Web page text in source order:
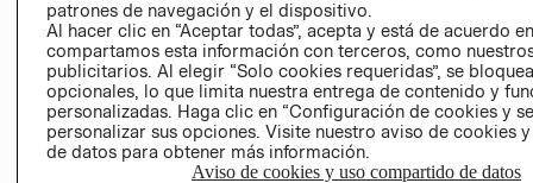
AVISO DE
PRIVACIDAD
GIFT CARD
AVISO DE
COOKIES
patrones de navegación y el dispositivo.
Al hacer clic en “Aceptar todas”, acepta y está de acuerdo
compartamos esta información con terceros, como
publicitarios. Al elegir “Solo cookies requeridas”, se
opcionales, lo que limita nuestra entrega de contenido y
personalizadas. Haga clic en “Configuración de cookies y
personalizar sus opciones. Visite nuestro aviso de cookies
de datos para obtener más información.
Aviso de cookies y uso compartido de datos